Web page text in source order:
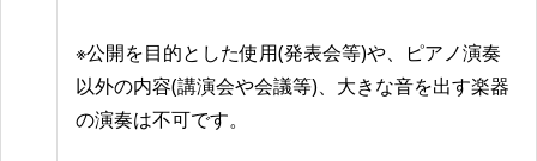
※公開を目的とした使用(発表会等)や、ピアノ演奏
以外の内容(講演会や会議等)、大きな音を出す楽器
の演奏は不可です。